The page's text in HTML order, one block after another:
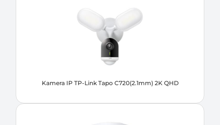
Kamera IP TP-Link Tapo C720(2.1mm) 2K QHD